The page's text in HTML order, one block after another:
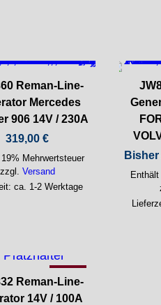
Reman-Line-
Mercedes
906 14V / 230A
319,00€
Mehrwertsteuer
zzgl. Versand
ca. 1-2 Werktage
Bisher
-26%
Reman-Line-
14V / 100A